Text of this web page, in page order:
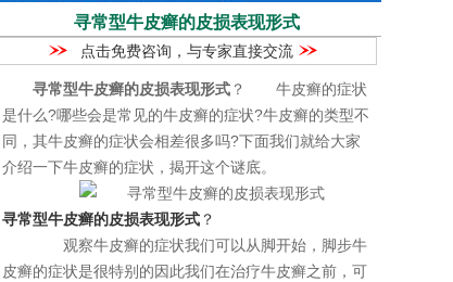
寻常型牛皮癣的皮损表现形式
点击免费咨询，与专家直接交流
寻常型牛皮癣的皮损表现形式 ？ 牛皮癣的症状
是什么?哪些会是常见的牛皮癣的症状?牛皮癣的类型不
同，其牛皮癣的症状会相差很多吗?下面我们就给大家
介绍一下牛皮癣的症状，揭开这个谜底。
寻常型牛皮癣的皮损表现形式 ？
观察牛皮癣的症状我们可以从脚开始，脚步牛
皮癣的症状是很特别的因此我们在治疗牛皮癣之前，可